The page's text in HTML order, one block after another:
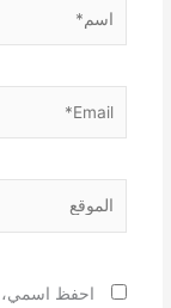
احفظ اسمي،